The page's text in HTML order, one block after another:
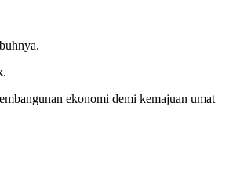
ekonomi demi kemajuan umat